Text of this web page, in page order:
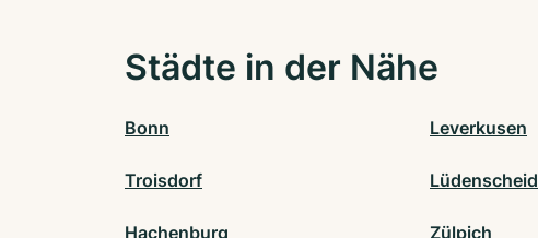
Städte in der Nähe
Bonn Leverkusen
Troisdorf Lüdenscheid
Hachenburg Zülpich